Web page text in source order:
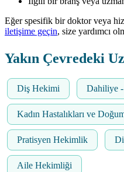
Eğer spesifik bir doktor veya
iletişime geçin, size yardımcı
Yakın Çevredeki
Diş Hekimi Dahiliye -
Kadın Hastalıkları ve
Pratisyen Hekimlik
Aile Hekimliği